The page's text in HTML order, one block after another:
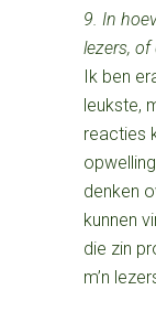
9. In
lezers, of
Ik ben
leukste,
reacties
denken
kunnen
die zin
m’n